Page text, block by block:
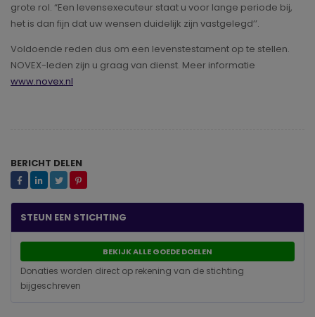
grote rol. “Een levensexecuteur staat u voor lange periode bij,
het is dan fijn dat uw wensen duidelijk zijn vastgelegd’’.
Voldoende reden dus om een levenstestament op te stellen.
NOVEX-leden zijn u graag van dienst. Meer informatie
www.novex.nl
BERICHT DELEN
STEUN EEN STICHTING
BEKIJK ALLE GOEDE DOELEN
Donaties worden direct op rekening van de stichting
bijgeschreven